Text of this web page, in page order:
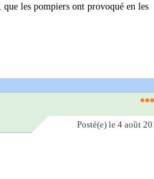
les pompiers ont provoqué en les
Posté(e) le 4 août